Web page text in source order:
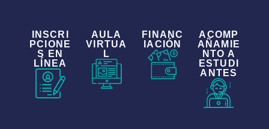
INSCRI
PCIONE
S EN
LÍNEA
AULA
VIRTUA
L
FINANC
IACIÓN
ACOMP
AÑAMIE
NTO A
ESTUDI
ANTES